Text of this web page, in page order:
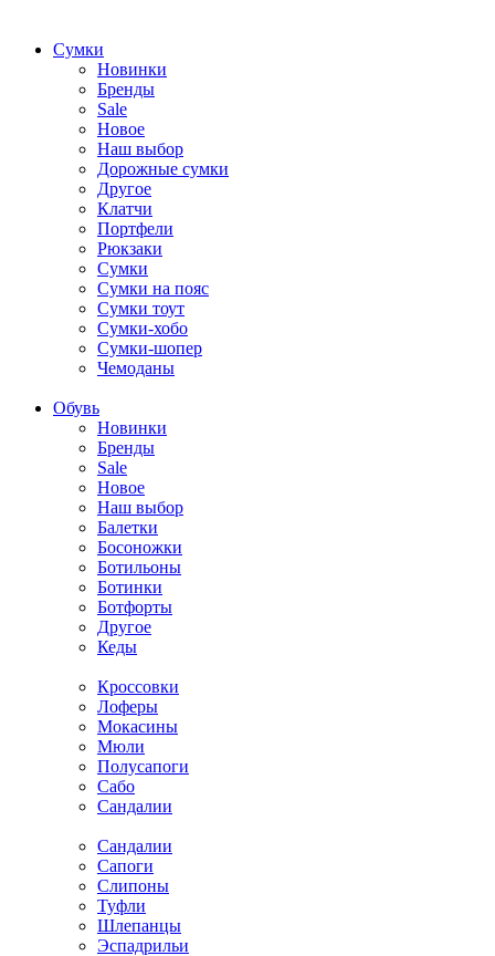
Cумки
Новинки
Бренды
Sale
Новое
Наш выбор
Дорожные сумки
Другое
Клатчи
Портфели
Рюкзаки
Сумки
Сумки на пояс
Сумки тоут
Сумки-хобо
Сумки-шопер
Чемоданы
Обувь
Новинки
Бренды
Sale
Новое
Наш выбор
Балетки
Босоножки
Ботильоны
Ботинки
Ботфорты
Другое
Кеды
Кроссовки
Лоферы
Мокасины
Мюли
Полусапоги
Сабо
Сандалии
Сандалии
Сапоги
Слипоны
Туфли
Шлепанцы
Эспадрильи